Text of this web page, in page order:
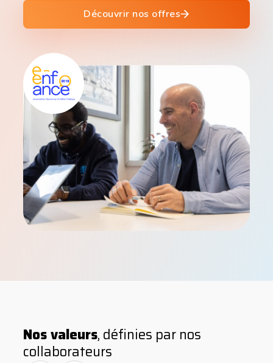
Découvrir nos offres
Nos valeurs, définies par nos
collaborateurs